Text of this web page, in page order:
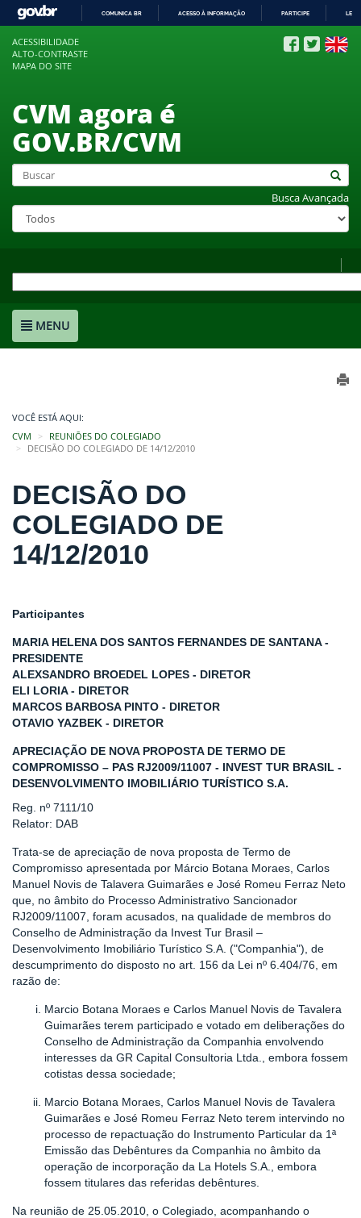
COMUNICA BR ACESSO À INFORMAÇÃO PARTICIPE
ACESSIBILIDADE
ALTO-CONTRASTE
MAPA DO SITE
CVM agora é
GOV.BR/CVM
Busca Avançada
MENU
VOCÊ ESTÁ AQUI:
CVM
REUNIÕES DO COLEGIADO
DECISÃO DO COLEGIADO DE 14/12/2010
DECISÃO DO
COLEGIADO DE
14/12/2010
Participantes
MARIA HELENA DOS SANTOS FERNANDES DE SANTANA -
PRESIDENTE
ALEXSANDRO BROEDEL LOPES - DIRETOR
ELI LORIA - DIRETOR
MARCOS BARBOSA PINTO - DIRETOR
OTAVIO YAZBEK - DIRETOR
APRECIAÇÃO DE NOVA PROPOSTA DE TERMO DE
COMPROMISSO – PAS RJ2009/11007 - INVEST TUR BRASIL -
DESENVOLVIMENTO IMOBILIÁRIO TURÍSTICO S.A.
Reg. nº 7111/10
Relator: DAB
Trata-se de apreciação de nova proposta de Termo de
Compromisso apresentada por Márcio Botana Moraes, Carlos
Manuel Novis de Talavera Guimarães e José Romeu Ferraz Neto
que, no âmbito do Processo Administrativo Sancionador
RJ2009/11007, foram acusados, na qualidade de membros do
Conselho de Administração da Invest Tur Brasil –
Desenvolvimento Imobiliário Turístico S.A. ("Companhia"), de
descumprimento do disposto no art. 156 da Lei nº 6.404/76, em
razão de:
Marcio Botana Moraes e Carlos Manuel Novis de Tavalera
Guimarães terem participado e votado em deliberações do
Conselho de Administração da Companhia envolvendo
interesses da GR Capital Consultoria Ltda., embora fossem
cotistas dessa sociedade;
Marcio Botana Moraes, Carlos Manuel Novis de Tavalera
Guimarães e José Romeu Ferraz Neto terem intervindo no
processo de repactuação do Instrumento Particular da 1ª
Emissão das Debêntures da Companhia no âmbito da
operação de incorporação da La Hotels S.A., embora
fossem titulares das referidas debêntures.
Na reunião de 25.05.2010, o Colegiado, acompanhando o